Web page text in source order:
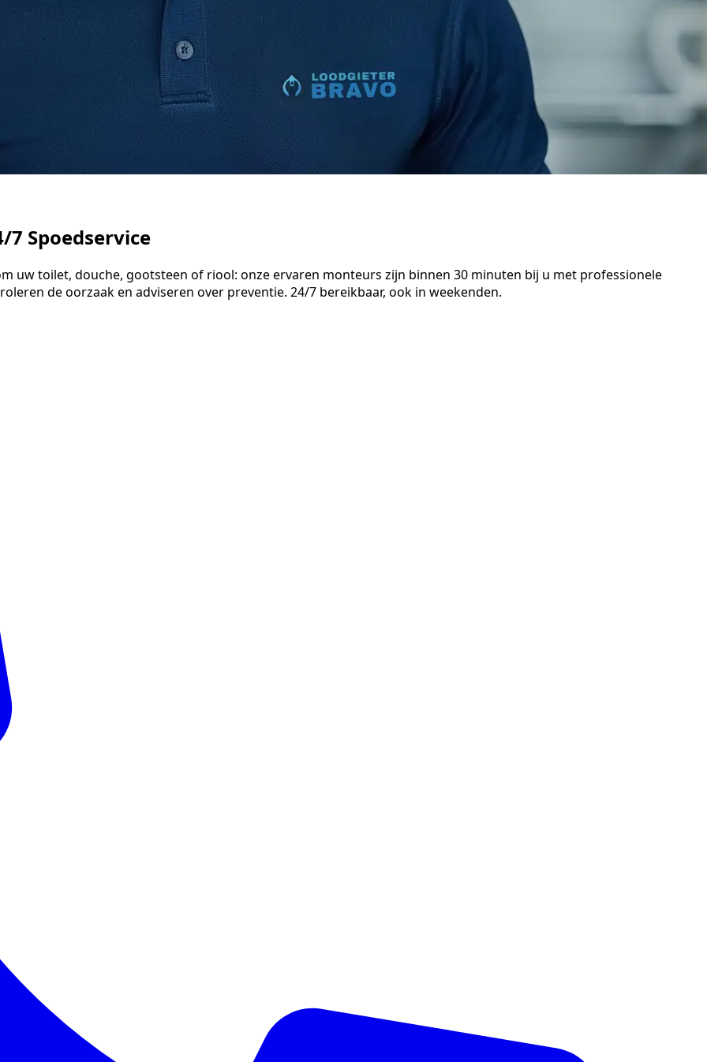
7 Spoedservice
uw toilet, douche, gootsteen of riool: onze ervaren monteurs zijn binnen 30 minuten bij u met professionele
de oorzaak en adviseren over preventie. 24/7 bereikbaar, ook in weekenden.